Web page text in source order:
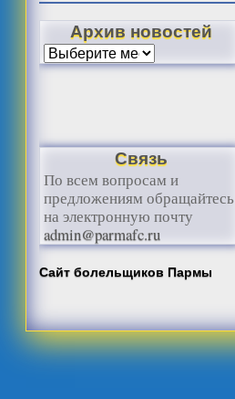
Архив новостей
Связь
По всем вопросам и
предложениям обращайтесь
на электронную почту
admin@parmafc.ru
Сайт болельщиков Пармы